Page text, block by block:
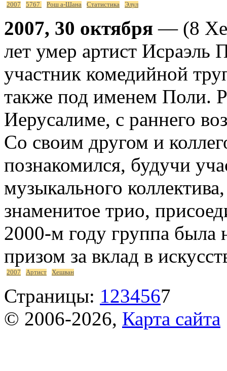
2007 5767 Рош а-Шана Статистика Элул
2007, 30 октября — (8
лет умер артист Исраэль
участник комедийной
также под именем Поли.
Иерусалиме, с раннего
Со своим другом и
познакомился, будучи
музыкального
знаменитое трио,
2000-м году группа была
призом за вклад в
2007 Артист Хешван
Страницы: 1234567
© 2006-2026, Карта сайта